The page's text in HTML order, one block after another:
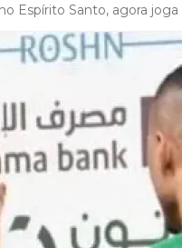
Espírito Santo, agora